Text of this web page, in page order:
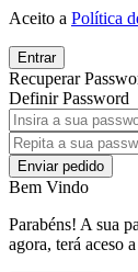
Aceito a Política
Entrar
Recuperar
Definir Password
Enviar pedido
Bem Vindo
Parabéns! A sua
agora, terá aceso